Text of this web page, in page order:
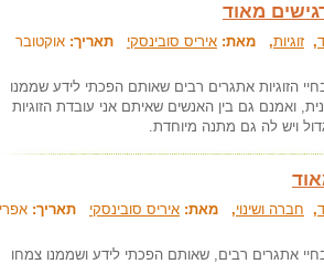
מאוד
, זוגיות, מאת: איריס סובינסקי תאריך: אוקטובר
הזוגיות אתגרים רבים שאותם הפכתי לידע שממנו
ואמנם גם בין האנשים שאיתם אני עובדת הזוגיות
ויש לה גם מתנה מיוחדת.
, חברה ושינוי, מאת: איריס סובינסקי תאריך:
אתגרים רבים, שאותם הפכתי לידע ושממנו צמחו